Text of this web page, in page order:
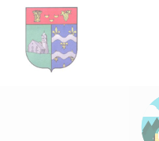
( VOTRE
( VOTRE
Actualités Chamigny
Suivez-nous sur
Suivez-nous sur
Panneau de gestion